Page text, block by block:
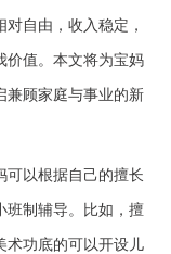
自由，收入稳定，
价值。本文将为宝妈
兼顾家庭与事业的新
可以根据自己的擅长
班制辅导。比如，擅
术功底的可以开设儿